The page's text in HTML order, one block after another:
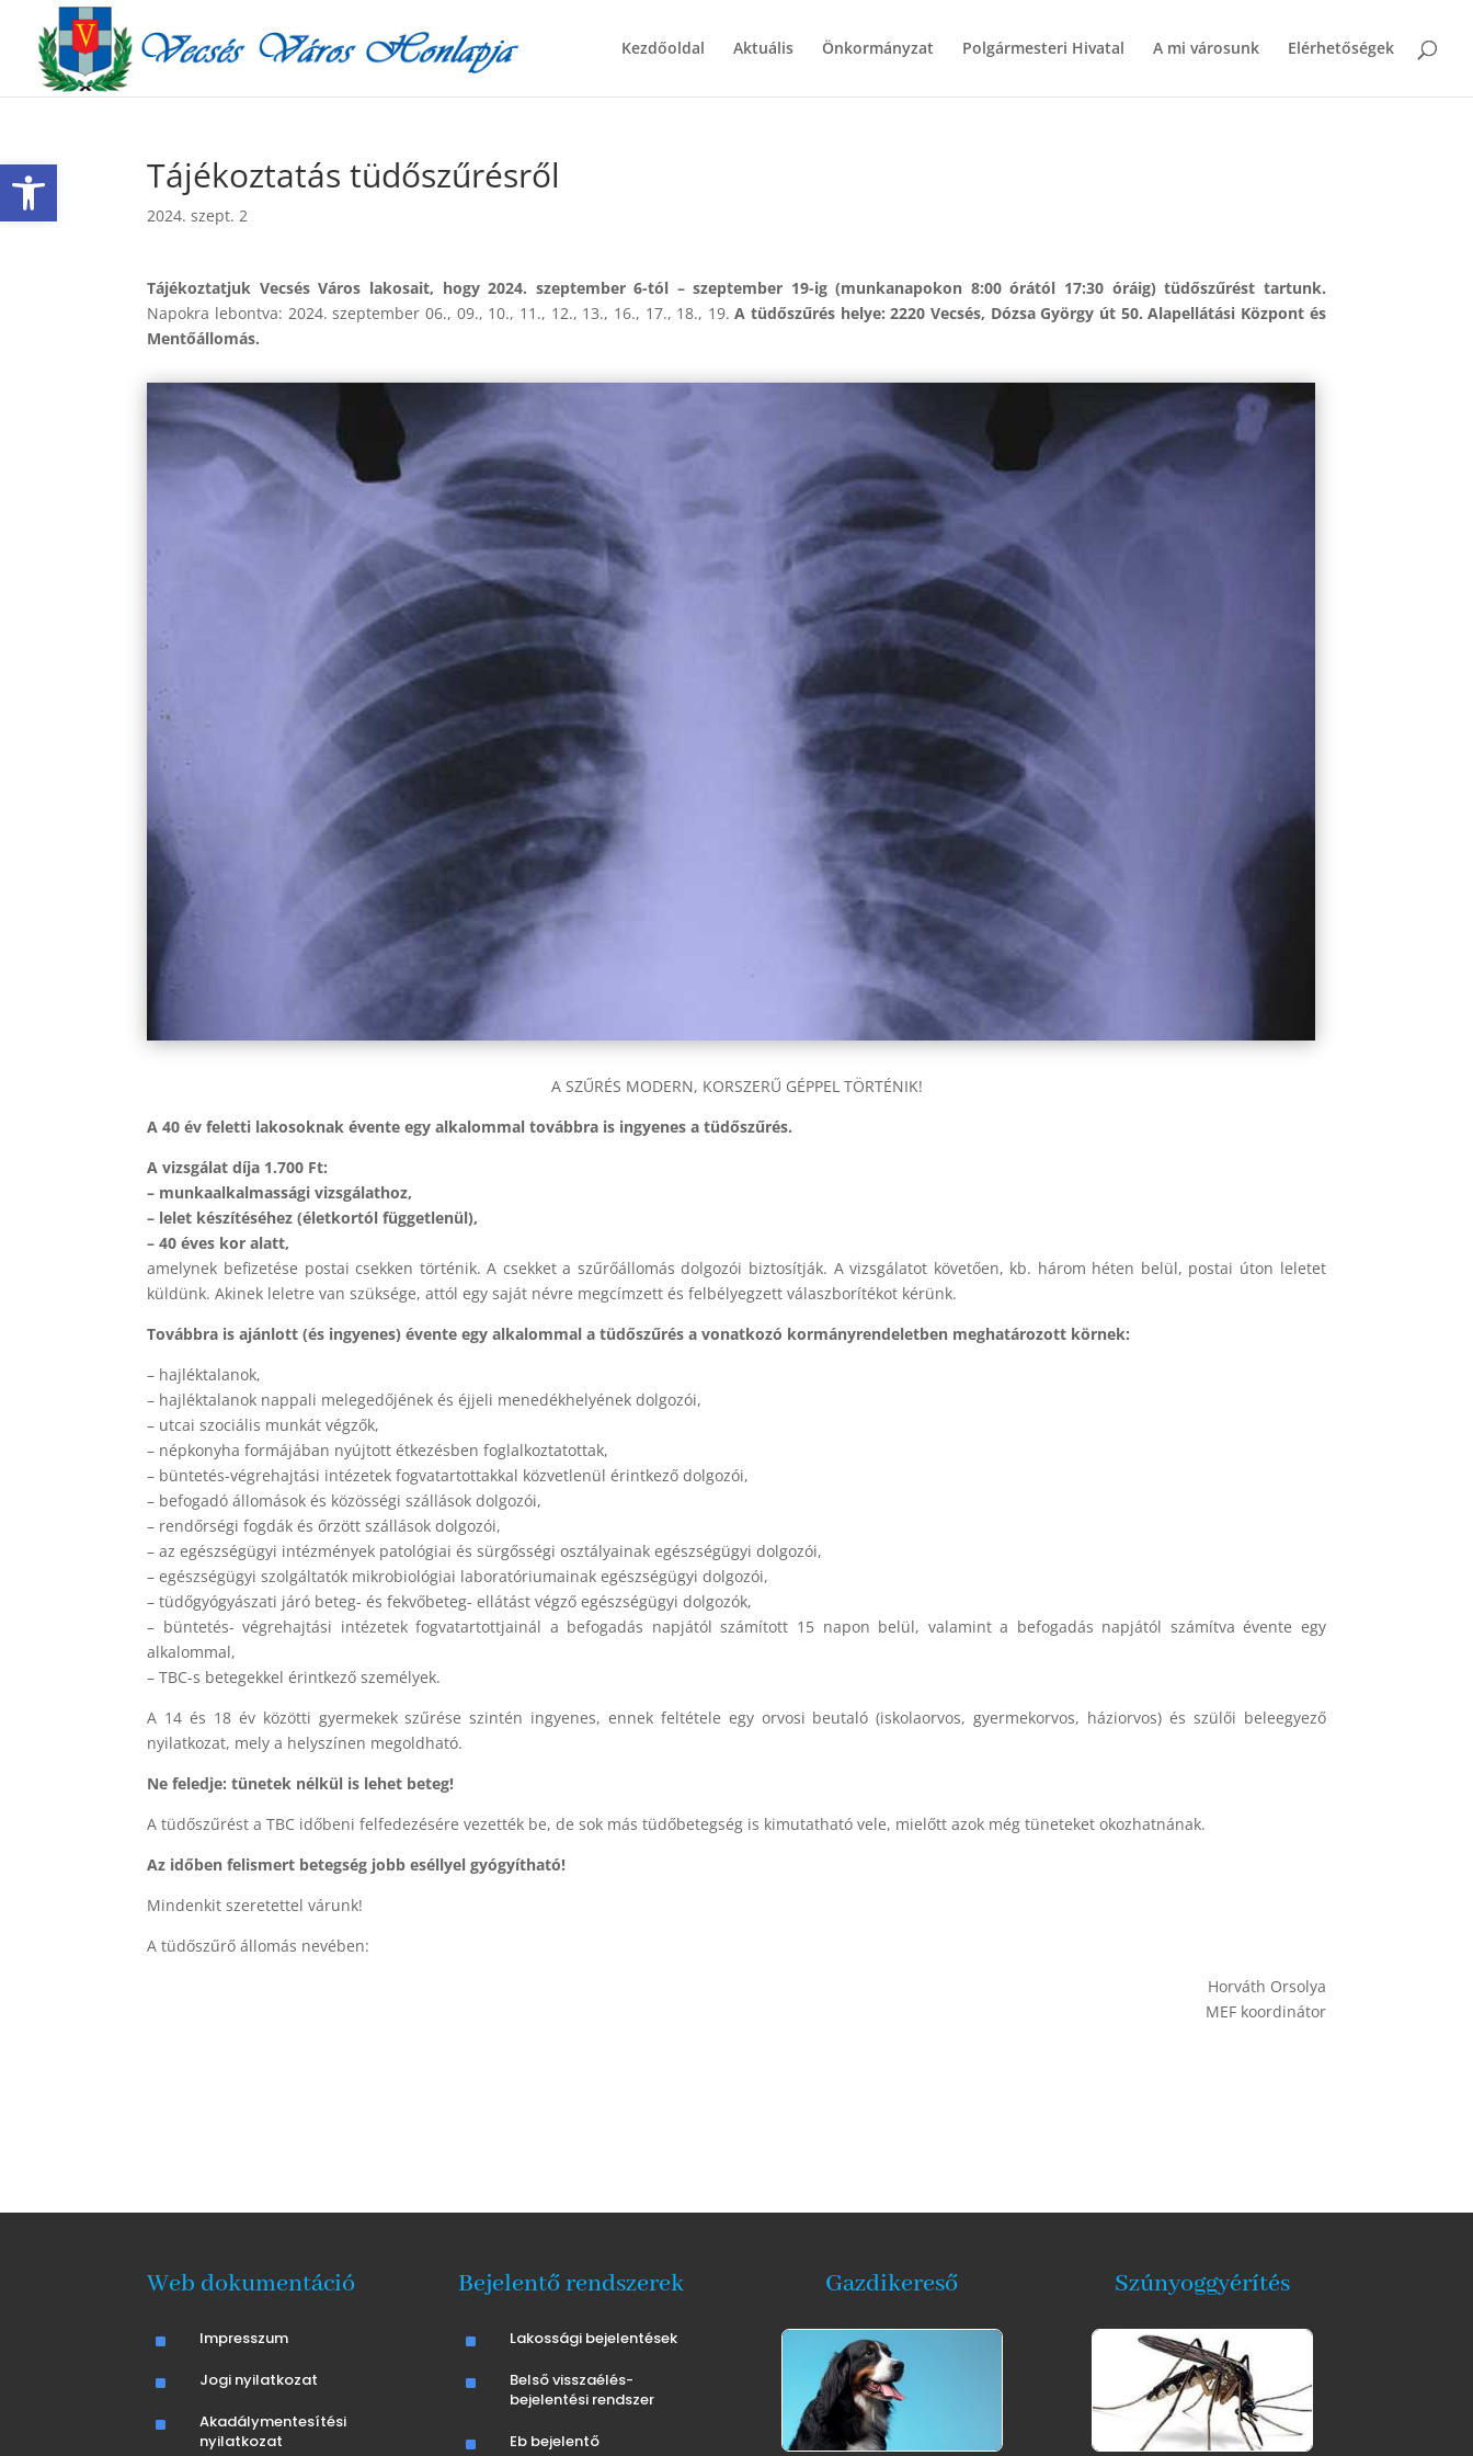
Eszköztár megnyitása
Kezdőoldal Aktuális Önkormányzat Polgármesteri Hivatal A mi városunk Elérhetőségek
Tájékoztatás tüdőszűrésről
2024. szept. 2
Tájékoztatjuk Vecsés Város lakosait, hogy 2024. szeptember 6-tól – szeptember 19-ig (munkanapokon 8:00 órától 17:30 óráig) tüdőszűrést tartunk.
Napokra lebontva: 2024. szeptember 06., 09., 10., 11., 12., 13., 16., 17., 18., 19.A tüdőszűrés helye: 2220 Vecsés, Dózsa György út 50. Alapellátási Központ és
Mentőállomás.
A SZŰRÉS MODERN, KORSZERŰ GÉPPEL TÖRTÉNIK!
A 40 év feletti lakosoknak évente egy alkalommal továbbra is ingyenes a tüdőszűrés.
A vizsgálat díja 1.700 Ft:
– munkaalkalmassági vizsgálathoz,
– lelet készítéséhez (életkortól függetlenül),
– 40 éves kor alatt,
amelynek befizetése postai csekken történik. A csekket a szűrőállomás dolgozói biztosítják. A vizsgálatot követően, kb. három héten belül, postai úton leletet
küldünk. Akinek leletre van szüksége, attól egy saját névre megcímzett és felbélyegzett válaszborítékot kérünk.
Továbbra is ajánlott (és ingyenes) évente egy alkalommal a tüdőszűrés a vonatkozó kormányrendeletben meghatározott körnek:
– hajléktalanok,
– hajléktalanok nappali melegedőjének és éjjeli menedékhelyének dolgozói,
– utcai szociális munkát végzők,
– népkonyha formájában nyújtott étkezésben foglalkoztatottak,
– büntetés-végrehajtási intézetek fogvatartottakkal közvetlenül érintkező dolgozói,
– befogadó állomások és közösségi szállások dolgozói,
– rendőrségi fogdák és őrzött szállások dolgozói,
– az egészségügyi intézmények patológiai és sürgősségi osztályainak egészségügyi dolgozói,
– egészségügyi szolgáltatók mikrobiológiai laboratóriumainak egészségügyi dolgozói,
– tüdőgyógyászati járó beteg- és fekvőbeteg- ellátást végző egészségügyi dolgozók,
– büntetés- végrehajtási intézetek fogvatartottjainál a befogadás napjától számított 15 napon belül, valamint a befogadás napjától számítva évente egy
alkalommal,
– TBC-s betegekkel érintkező személyek.
A 14 és 18 év közötti gyermekek szűrése szintén ingyenes, ennek feltétele egy orvosi beutaló (iskolaorvos, gyermekorvos, háziorvos) és szülői beleegyező
nyilatkozat, mely a helyszínen megoldható.
Ne feledje: tünetek nélkül is lehet beteg!
A tüdőszűrést a TBC időbeni felfedezésére vezették be, de sok más tüdőbetegség is kimutatható vele, mielőtt azok még tüneteket okozhatnának.
Az időben felismert betegség jobb eséllyel gyógyítható!
Mindenkit szeretettel várunk!
A tüdőszűrő állomás nevében:
Horváth Orsolya
MEF koordinátor
Web dokumentáció
^ Impresszum
^ Jogi nyilatkozat
^
Akadálymentesítési
nyilatkozat
Bejelentő rendszerek
^ Lakossági bejelentések
^
Belső visszaélés-
bejelentési rendszer
^ Eb bejelentő
Gazdikereső Szúnyoggyérítés